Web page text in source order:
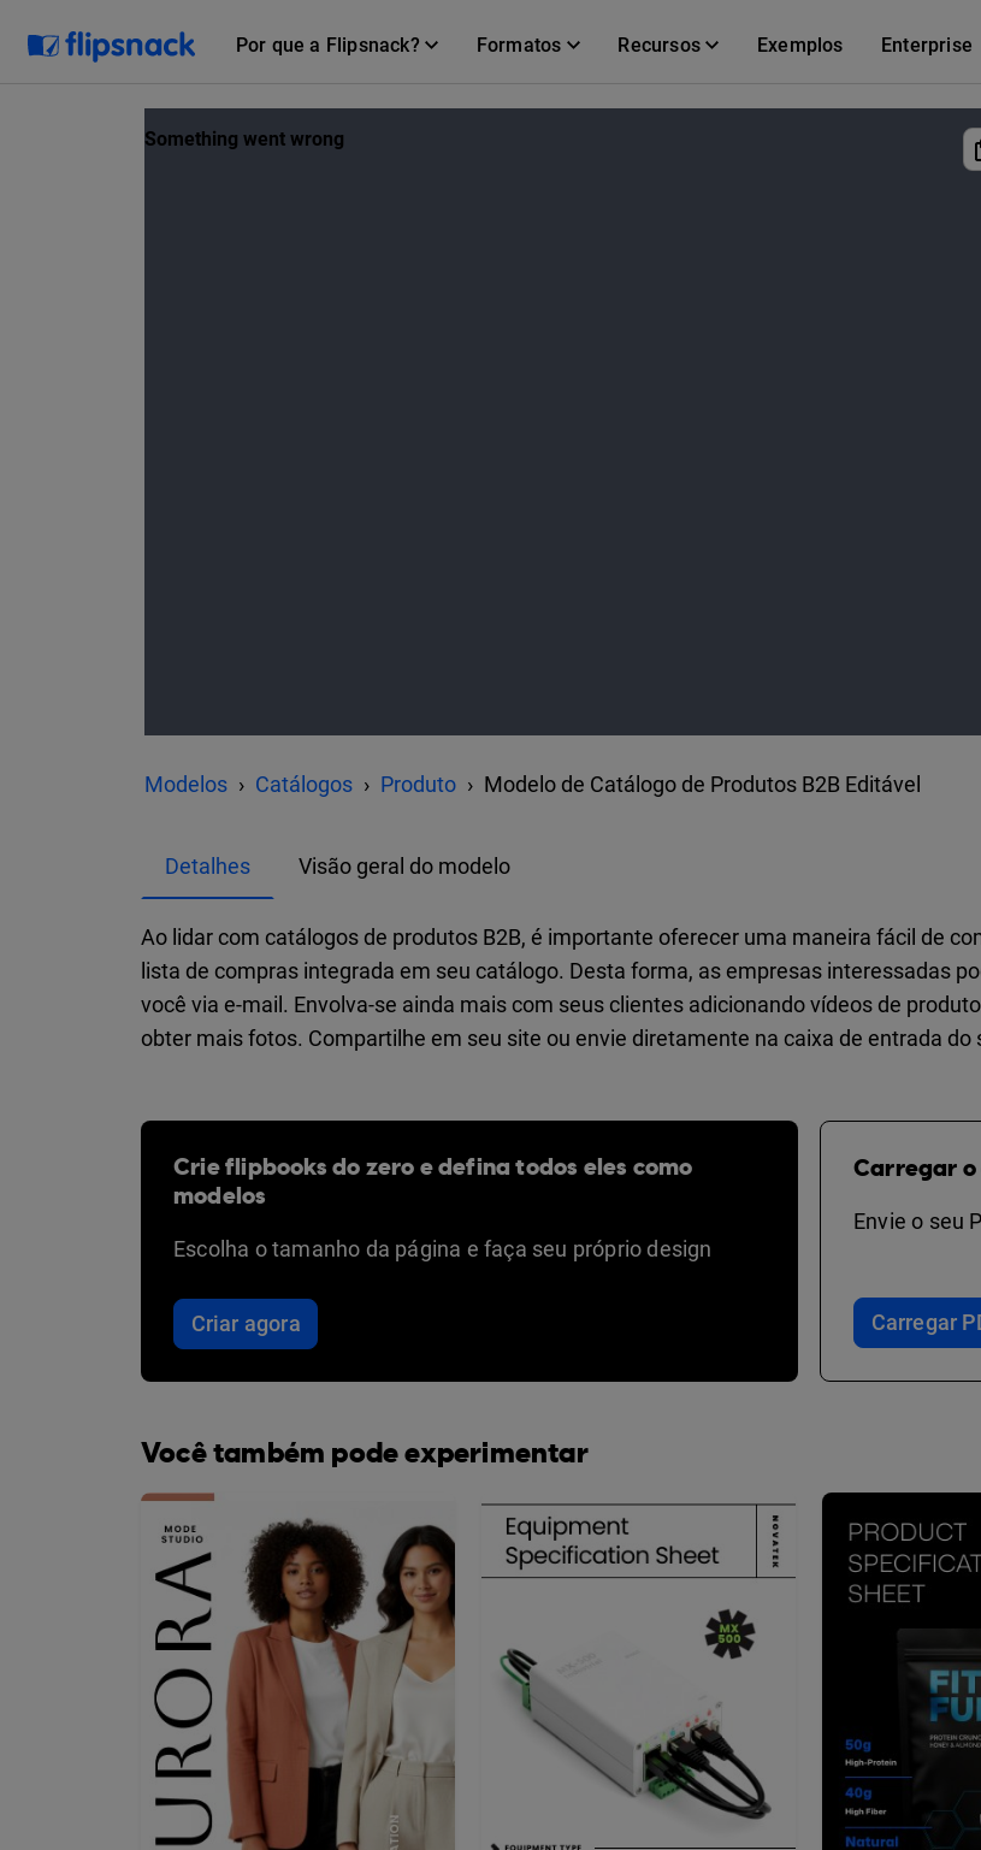
Por que a Flipsnack? Formatos Recursos Exemplos Enterprise
Modelos Catálogos Produto Modelo de Catálogo de Produtos B2B Editável
Detalhes Visão geral do modelo
Ao lidar com catálogos de produtos B2B, é importante oferecer uma maneira fácil de
lista de compras integrada em seu catálogo. Desta forma, as empresas interessadas
você via e-mail. Envolva-se ainda mais com seus clientes adicionando vídeos de
obter mais fotos. Compartilhe em seu site ou envie diretamente na caixa de entrada do
Crie flipbooks do zero e defina todos eles como
modelos
Escolha o tamanho da página e faça seu próprio design
Criar agora
Carregar o
Envie o seu
Carregar
Você também pode experimentar